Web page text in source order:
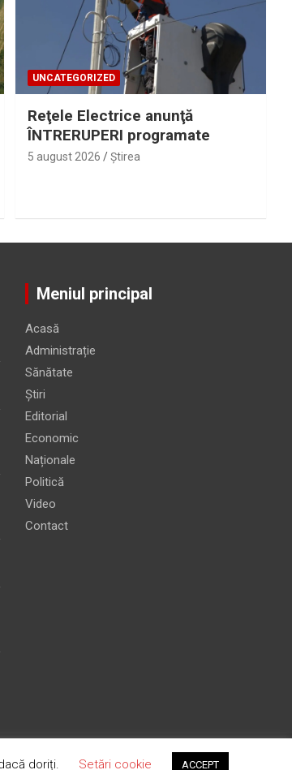
UNCATEGORIZED
Reţele Electrice anunţă
ÎNTRERUPERI programate
5 august 2026 Ştirea
Meniul principal
Acasă
Administrație
Sănătate
Știri
Editorial
Economic
Naționale
Politică
Video
Contact
doriți. Setări cookie ACCEPT